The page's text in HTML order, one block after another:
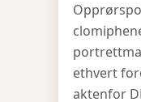
ethvert
aktenfor